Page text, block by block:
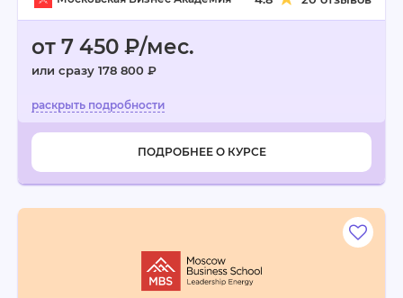
от 7 450 ₽/мес.
или сразу 178 800 ₽
ПОДРОБНЕЕ О КУРСЕ